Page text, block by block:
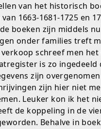
van het historisch
1663-1681-1725 en
boeken zijn middels
onder families treft
schreef men
is zo
zijn
zijn hier niet
Leuker kon ik het
de koppeling in de
Behalve in